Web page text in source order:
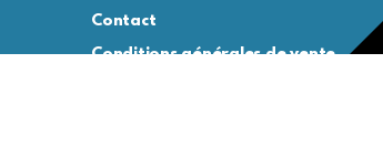
Contact
Conditions générales de vente